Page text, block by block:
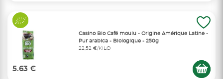
Casino Bio Café moulu - Origine Amérique Latine -
Pur arabica - Biologique - 250g
22,52 €/KILO
5.63 €